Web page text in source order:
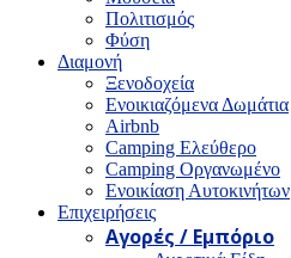
Πολιτισμός
Φύση
Διαμονή
Ξενοδοχεία
Ενοικιαζόμενα Δωμάτια
Airbnb
Camping Ελεύθερο
Camping Οργανωμένο
Ενοικίαση Αυτοκινήτων
Επιχειρήσεις
Αγορές / Εμπόριο